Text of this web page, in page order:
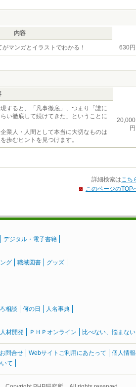
内容
マンガとイラストでわかる！ 630円
すると、「凡事徹底」、つまり「誰に
い徹底して続けてきた」ということに
業人・人間として本当に大切なものは
歩むヒントを見つけます。
20,000
円
詳細検索はこち
このページのTOP
デジタル・電子書籍
グ 職域図書 グッズ
相談 何の日 人名事典
材開発 ＰＨＰオンライン 比べない、悩まな
お問合せ Webサイトご利用にあたって 個人情
て